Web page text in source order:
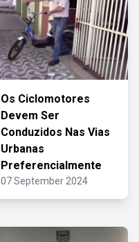
Os Ciclomotores
Devem Ser
Conduzidos Nas Vias
Urbanas
Preferencialmente
07 September 2024